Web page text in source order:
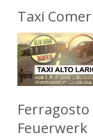
Taxi Comer
Feuerwerk